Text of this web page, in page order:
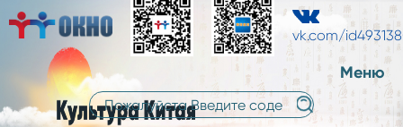
中
文
русский
中
文
vk.com/
Меню